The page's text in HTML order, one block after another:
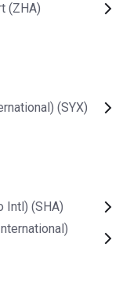
(ZHA)
(SYX)
Intl) (SHA)